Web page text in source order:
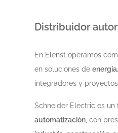
Distribuidor
En Elenst operamos
en soluciones de
integradores y
Schneider Electric es
automatización, con